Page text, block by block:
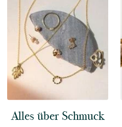
Alles über Schmuck